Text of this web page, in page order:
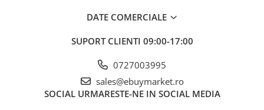
DATE COMERCIALE
SUPORT CLIENTI 09:00-17:00
0727003995
sales@ebuymarket.ro
SOCIAL URMARESTE-NE IN SOCIAL MEDIA